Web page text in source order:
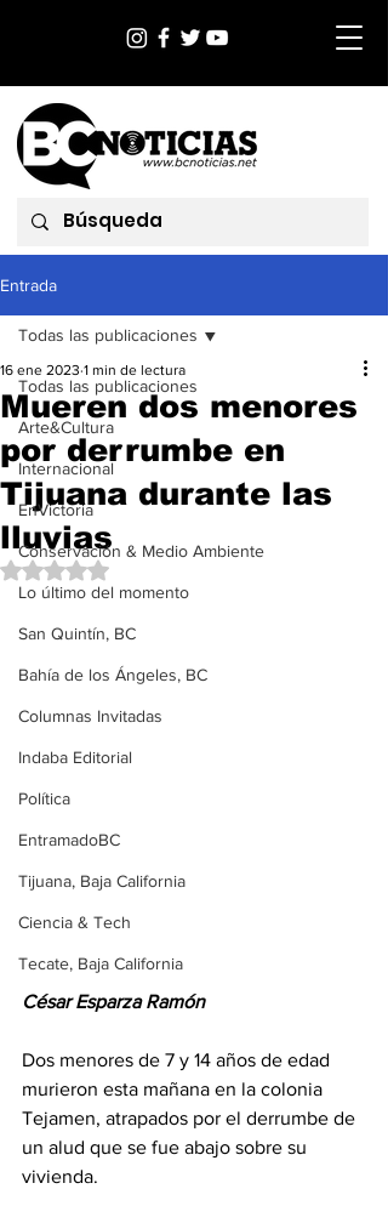
Entrada
Todas las publicaciones
Arte&Cultura
Internacional
EnVictoria
Conservación & Medio Ambiente
Lo último del momento
San Quintín, BC
Bahía de los Ángeles, BC
Columnas Invitadas
Indaba Editorial
Política
EntramadoBC
Tijuana, Baja California
Ciencia & Tech
Tecate, Baja California
Todas las publicaciones
Mueren dos menores
por derrumbe en
Tijuana durante las
lluvias
16 ene 2023 1 min de lectura
Obtuvo NaN de 5 estrellas.
César Esparza Ramón
Dos menores de 7 y 14 años de edad
murieron esta mañana en la colonia
Tejamen, atrapados por el derrumbe de
un alud que se fue abajo sobre su
vivienda.